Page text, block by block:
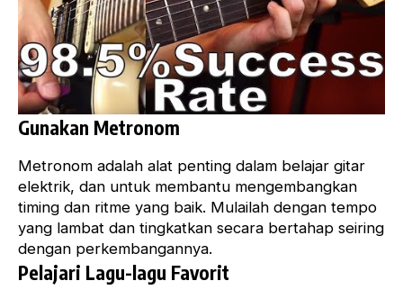
Gunakan Metronom
Metronom adalah alat penting dalam belajar gitar
elektrik, dan untuk membantu mengembangkan
timing dan ritme yang baik. Mulailah dengan tempo
yang lambat dan tingkatkan secara bertahap seiring
dengan perkembangannya.
Pelajari Lagu-lagu Favorit